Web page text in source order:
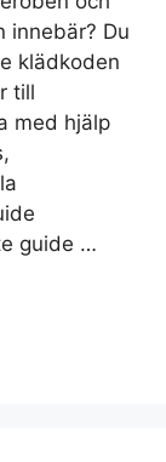
innebär? Du
klädkoden
till
med hjälp
guide …